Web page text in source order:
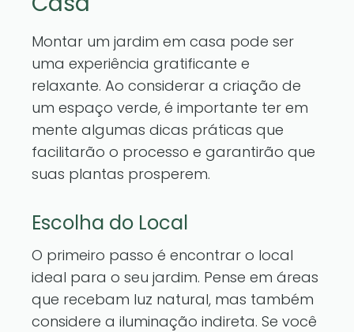
Montar um jardim em casa pode ser
uma experiência gratificante e
relaxante. Ao considerar a criação de
um espaço verde, é importante ter em
mente algumas dicas práticas que
facilitarão o processo e garantirão que
suas plantas prosperem.
Escolha do Local
O primeiro passo é encontrar o local
ideal para o seu jardim. Pense em áreas
que recebam luz natural, mas também
considere a iluminação indireta. Se você